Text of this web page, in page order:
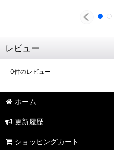
レビュー
0件のレビュー
ホーム
更新履歴
ショッピングカート